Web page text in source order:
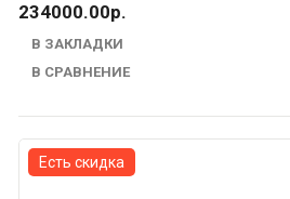
234000.00р.
В ЗАКЛАДКИ
В СРАВНЕНИЕ
Есть скидка